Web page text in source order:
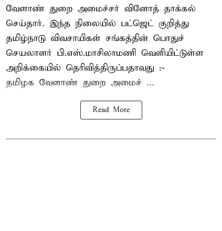
வேளாண் துறை அமைச்சர் வினோத் தாக்கல்
செய்தார். இந்த நிலையில் பட்ஜெட் குறித்து
தமிழ்நாடு விவசாயிகள் சங்கத்தின் பொதுச்
செயலாளர் பி.எஸ்.மாசிலாமணி வெளியிட்டுள்ள
அறிக்கையில் தெரிவித்திருப்பதாவது :-
தமிழக வேளாண் துறை அமைச் ...
Read More